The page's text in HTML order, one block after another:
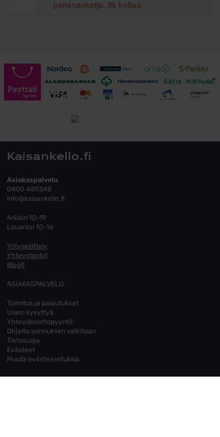
panssariketju, 9k kultaa
Toimitusehdot
Kaisankello.fi
Asiakaspalvelu
0400 489348
info@kaisankello.fi
Arkisin 10-19
Lauantai 10-16
Yritysesittely
Yhteystiedot
Blogit
ASIAKASPALVELU
Toimitus ja palautukset
Usein kysyttyä
Yhteydenottopyyntö
Ohjeita sormuksen valintaan
Tietosuoja
Evästeet
Muuta evästeasetuksia